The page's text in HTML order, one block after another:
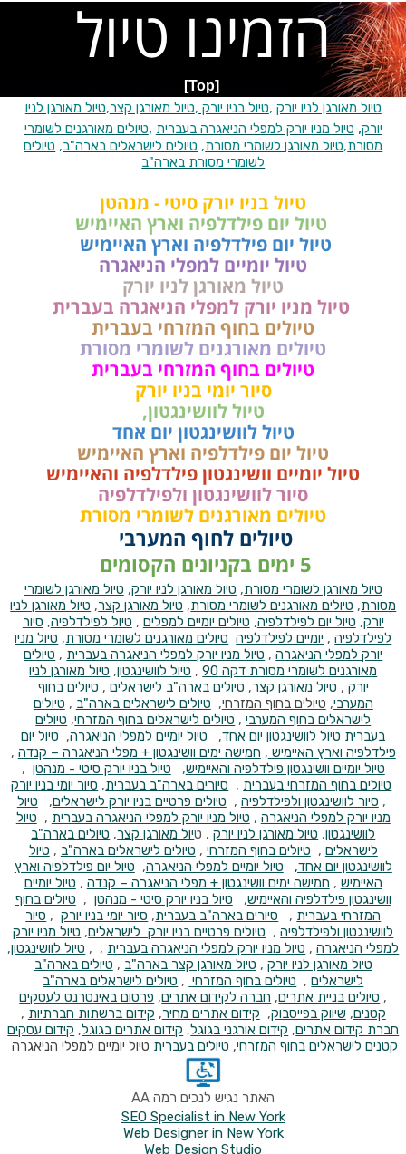
הזמינו טיול
[Top]
טיול מאורגן לשומרי מסורת, טיול מאורגן לניו יורק, טיול מאורגן לשומרי
מסורת, טיולים מאורגנים לשומרי מסורת, טיול מאורגן קצר, טיול מאורגן לניו
יורק, טיול יום לפילדלפיה, טיולים יומיים למפלים , טיול לפילדלפיה, סיור
לפילדלפיה, יומיים לפילדלפיה טיולים מאורגנים לשומרי מסורת, טיול מניו
יורק למפלי הניאגרה, טיול מניו יורק למפלי הניאגרה בעברית , טיולים
מאורגנים לשומרי מסורת דקה 90
, טיול לוושינגטון, טיול מאורגן לניו
יורק , טיול מאורגן קצר, טיולים בארה"ב לישראלים , טיולים בחוף
המערבי, טיולים בחוף המזרחי, טיולים לישראלים בארה"ב , טיולים
לישראלים בחוף המערבי, טיולים לישראלים בחוף המזרחי, טיולים
בעברית טיול לוושינגטון יום אחד, טיול יומיים למפלי הניאגרה, טיול יום
פילדלפיה וארץ האיימיש , חמישה ימים וושינגטון + מפלי הניאגרה – קנדה ,
טיול יומיים וושינגטון פילדלפיה והאיימיש, טיול בניו יורק סיטי - מנהטן ,
טיולים בחוף המזרחי בעברית , סיורים בארה"ב בעברית, סיור יומי בניו יורק
, סיור לוושינגטון ולפילדלפיה , טיולים פרטיים בניו יורק לישראלים, טיול
מניו יורק למפלי הניאגרה , טיול מניו יורק למפלי הניאגרה בעברית , טיול
לוושינגטון, טיול מאורגן לניו יורק, טיול מאורגן קצר, טיולים בארה"ב
לישראלים , טיולים בחוף המזרחי , טיולים לישראלים בארה"ב , טיול
לוושינגטון יום אחד,
טיול יומיים למפלי הניאגרה, טיול יום פילדלפיה וארץ
האיימיש , חמישה ימים וושינגטון + מפלי הניאגרה – קנדה , טיול יומיים
וושינגטון פילדלפיה והאיימיש, טיול בניו יורק סיטי - מנהטן , טיולים בחוף
המזרחי בעברית , סיורים בארה"ב בעברית, סיור יומי בניו יורק, סיור
לוושינגטון ולפילדלפיה, טיולים פרטיים בניו יורק לישראלים, טיול מניו יורק
למפלי הניאגרה, טיול מניו יורק למפלי הניאגרה בעברית , , טיול לוושינגטון,
טיול מאורגן לניו יורק , טיול מאורגן קצר בארה"ב , טיולים בארה"ב
לישראלים, טיולים בחוף המזרחי , טיולים לישראלים בארה"ב
, טיוליםבניית אתרים, חברה לקידום אתרים, פרסום באינטרנט לעסקים
קטנים, שיווק בפייסבוק, קידום אתרים מחיר, קידום ברשתות חברתיות ,
חברת קידום אתרים, קידום אורגני בגוגל, קידום אתרים בגוגל, קידום עסקים
קטניםלישראלים בחוף המזרחי, טיולים בעברית טיול יומיים למפלי הניאגרה
טיול יום פילדלפיה וארץ האיימיש
טיול יום פילדלפיה וארץ האיימיש
טיול בניו יורק סיטי - מנהטן
טיול מניו יורק למפלי הניאגרה בעברית
טיול מאורגן לניו יורק
טיול יומיים למפלי הניאגרה
טיולים בחוף המזרחי בעברית
טיולים מאורגנים לשומרי מסורת
טיולים בחוף המזרחי בעברית
טיול יום פילדלפיה וארץ האיימיש
טיול לוושינגטון יום אחד
טיול לוושינגטון,
טיולים מאורגנים לשומרי מסורת
סיור לוושינגטון ולפילדלפיה
טיול יומיים וושינגטון פילדלפיה והאיימיש
סיור יומי בניו יורק
האתר נגיש לנכים רמה AA
טיולים לחוף המערבי
5 ימים בקניונים הקסומים
טיול מאורגן לניו יורק ,טיול בניו יורק ,טיול מאורגן קצר,טיול מאורגן לניו
יורק, טיול מניו יורק למפלי הניאגרה בעברית ,טיולים מאורגנים לשומרי
מסורת,טיול מאורגן לשומרי מסורת, טיולים לישראלים בארה"ב, טיולים
לשומרי מסורת בארה"ב
SEO Specialist in New York
Web Designer in New York
Web Design Studio